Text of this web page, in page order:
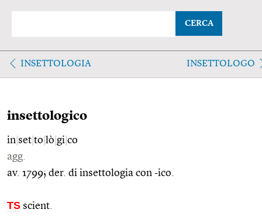
CERCA
INSETTOLOGIA INSETTOLOGO
insettologico
in set to lò gi co
agg.
av. 1799; der. di insettologia con -ico.
TS scient.